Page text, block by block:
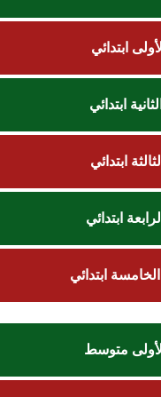
ابتدائي
ابتدائي
ابتدائي
ابتدائي
ابتدائي
متوسط